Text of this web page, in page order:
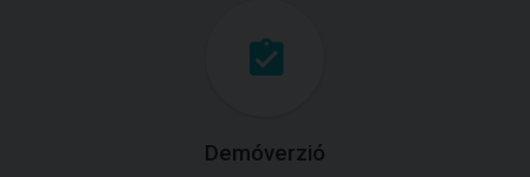
Demóverzió